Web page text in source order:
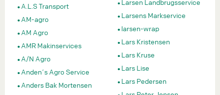
A.L.S Transport
AM-agro
AM Agro
AMR Makinservices
A/N Agro
Anden´s Agro Service
Anders Bak Mortensen
Larsen Landbrugsservice
Larsens Markservice
larsen-wrap
Lars Kristensen
Lars Kruse
Lars Lise
Lars Pedersen